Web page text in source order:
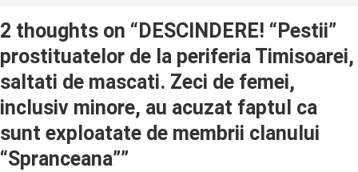
2 thoughts on “ DESCINDERE! “Pestii”
prostituatelor de la periferia Timisoarei,
saltati de mascati. Zeci de femei,
inclusiv minore, au acuzat faptul ca
sunt exploatate de membrii clanului
“Spranceana””